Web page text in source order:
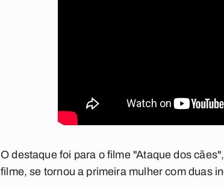
O destaque foi para o filme "Ataque dos
filme, se tornou a primeira mulher com duas